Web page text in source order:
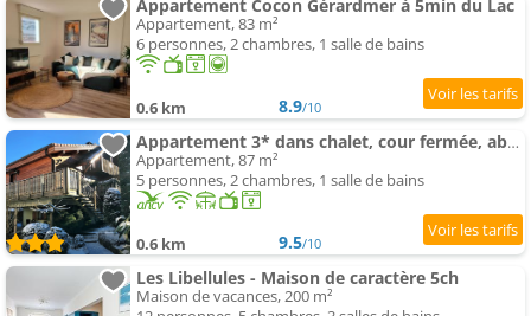
Appartement Cocon Gérardmer à 5min du Lac
Appartement, 83 m²
6 personnes, 2 chambres, 1 salle de bains
0.6 km 8.9/10
Appartement 3* dans chalet, cour fermée, abri voiture
Appartement, 87 m²
5 personnes, 2 chambres, 1 salle de bains
0.6 km 9.5/10
Les Libellules - Maison de caractère 5ch
Maison de vacances, 200 m²